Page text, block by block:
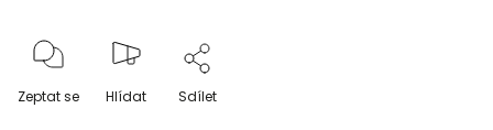
Zeptat se Hlídat Sdílet